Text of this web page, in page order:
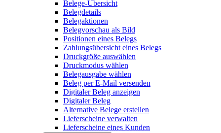
Belege-Übersicht
Belegdetails
Belegaktionen
Belegvorschau als Bild
Positionen eines Belegs
Zahlungsübersicht eines Belegs
Druckgröße auswählen
Druckmodus wählen
Belegausgabe wählen
Beleg per E-Mail versenden
Digitaler Beleg anzeigen
Digitaler Beleg
Alternative Belege erstellen
Lieferscheine verwalten
Lieferscheine eines Kunden